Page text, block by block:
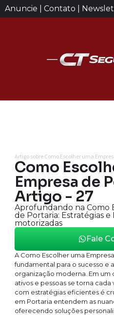
Anuncie | Contato |
Artigo sobre Como Escolher uma
Como
Empresa de
Artigo - 27
Aprofundando na Como
de Portaria: Estratégias
motorizadas
Fale
A Como Escolher uma
fundamental para o sucesso e
organização moderna. Em
ativos e pessoas se torna
com estratégias eficientes é
em Portaria entendem as
oferecendo soluções